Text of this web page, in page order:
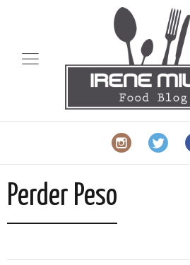
Perder Peso